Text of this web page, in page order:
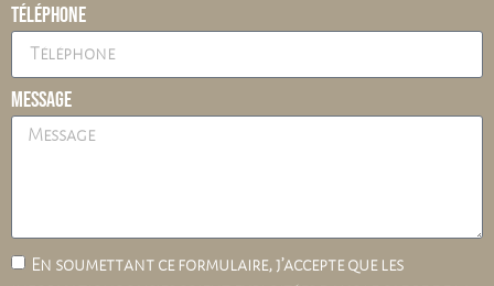
Téléphone
Message
En soumettant ce formulaire, j’accepte que les